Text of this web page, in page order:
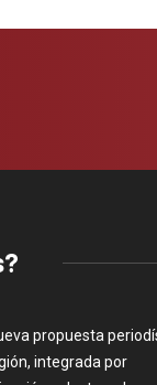
propuesta
integrada por